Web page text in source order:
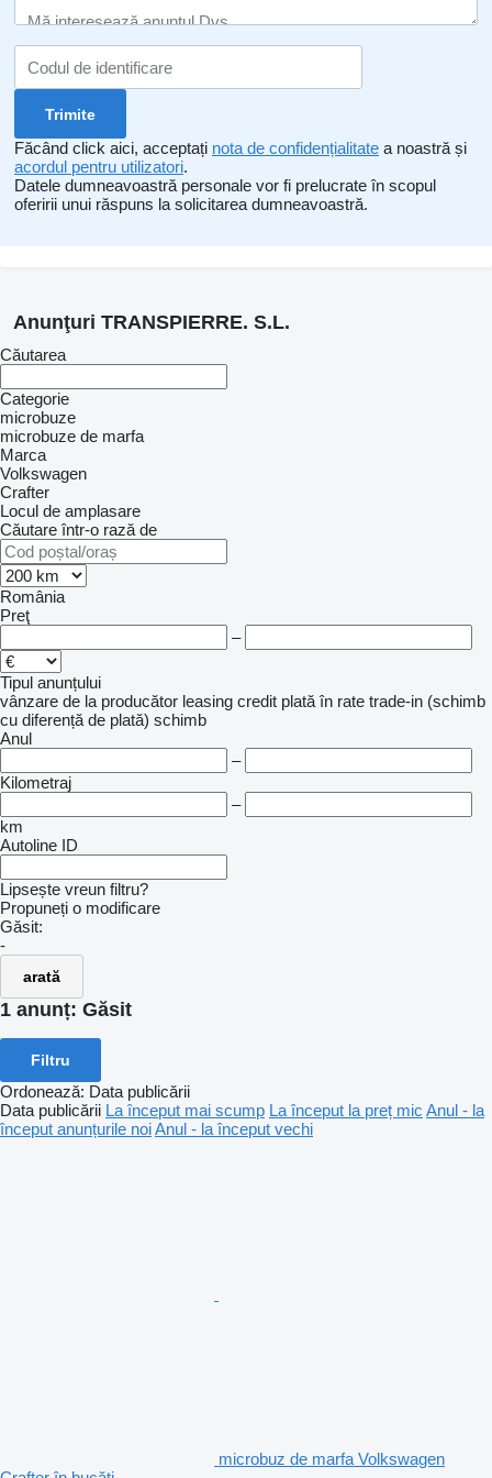
Făcând click aici, acceptați nota de confidențialitate a noastră și
acordul pentru utilizatori.
Datele dumneavoastră personale vor fi prelucrate în scopul
oferirii unui răspuns la solicitarea dumneavoastră.
Anunţuri TRANSPIERRE. S.L.
Căutarea
Categorie
microbuze
microbuze de marfa
Marca
Volkswagen
Crafter
Locul de amplasare
Căutare într-o rază de
România
Preţ
–
Tipul anunțului
vânzare de la producător leasing credit plată în rate trade-in (schimb
cu diferență de plată) schimb
Anul
–
Kilometraj
–
km
Autoline ID
Lipsește vreun filtru?
Propuneți o modificare
Găsit:
-
arată
1 anunț: Găsit
Filtru
Ordonează: Data publicării
Data publicării La început mai scump La început la preț mic Anul - la
început anunțurile noiAnul - la început vechi
microbuz de marfa Volkswagen